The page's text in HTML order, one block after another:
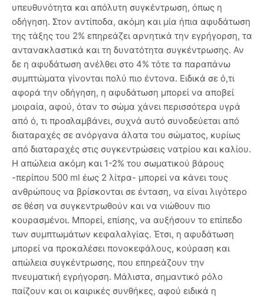
υπευθυνότητα και απόλυτη συγκέντρωση, όπως η
οδήγηση. Στον αντίποδα, ακόμη και μία ήπια αφυδάτωση
της τάξης του 2% επηρεάζει αρνητικά την εγρήγορση, τα
αντανακλαστικά και τη δυνατότητα συγκέντρωσης. Αν
δε η αφυδάτωση ανέλθει στο 4% τότε τα παραπάνω
συμπτώματα γίνονται πολύ πιο έντονα. Ειδικά σε ό,τι
αφορά την οδήγηση, η αφυδάτωση μπορεί να αποβεί
μοιραία, αφού, όταν το σώμα χάνει περισσότερα υγρά
από ό, τι προσλαμβάνει, συχνά αυτό συνοδεύεται από
διαταραχές σε ανόργανα άλατα του σώματος, κυρίως
από διαταραχές στις συγκεντρώσεις νατρίου και καλίου.
Η απώλεια ακόμη και 1-2% του σωματικού βάρους
-περίπου 500 ml έως 2 λίτρα- μπορεί να κάνει τους
ανθρώπους να βρίσκονται σε ένταση, να είναι λιγότερο
σε θέση να συγκεντρωθούν και να νιώθουν πιο
κουρασμένοι. Μπορεί, επίσης, να αυξήσουν το επίπεδο
των συμπτωμάτων κεφαλαλγίας. Έτσι, η αφυδάτωση
μπορεί να προκαλέσει πονοκεφάλους, κούραση και
απώλεια συγκέντρωσης, που επηρεάζουν την
πνευματική εγρήγορση. Μάλιστα, σημαντικό ρόλο
παίζουν και οι καιρικές συνθήκες, αφού ειδικά η